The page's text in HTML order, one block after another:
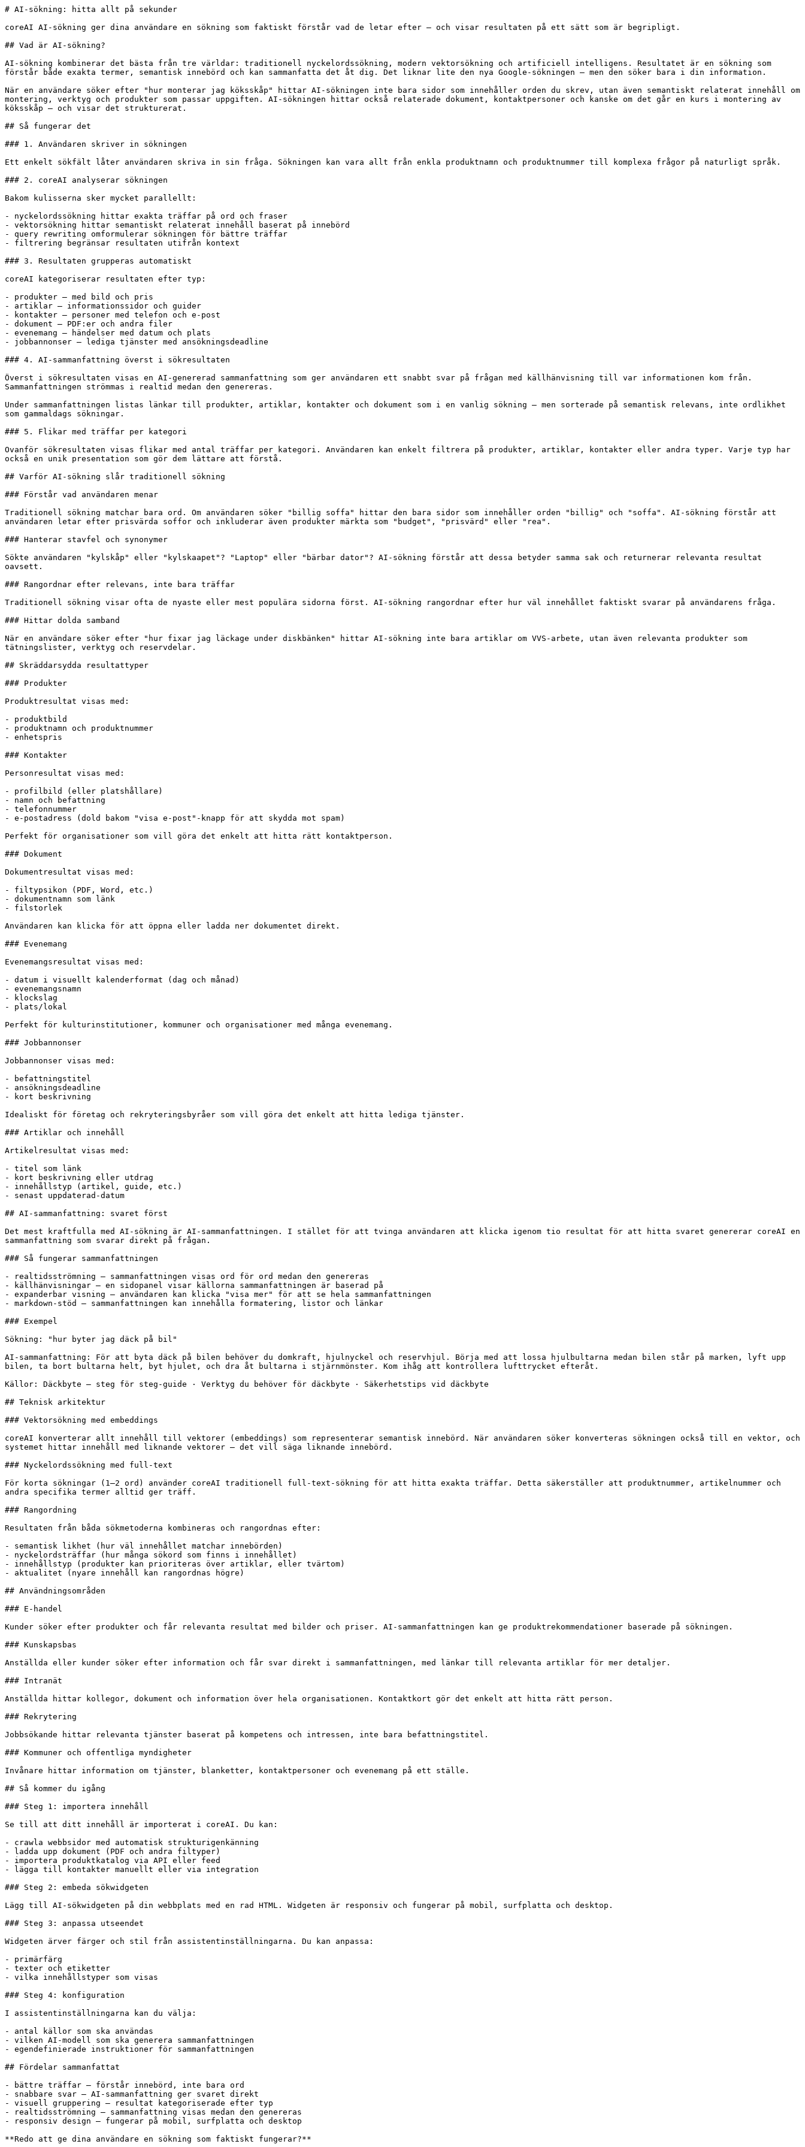
# AI-sökning: hitta allt på sekunder
coreAI AI-sökning ger dina användare en sökning som faktiskt förstår vad de letar efter – och visar resultaten på ett sätt som är begripligt.
## Vad är AI-sökning?
AI-sökning kombinerar det bästa från tre världar: traditionell nyckelordssökning, modern vektorsökning och artificiell intelligens. Resultatet är en sökning som
förstår både exakta termer, semantisk innebörd och kan sammanfatta det åt dig. Det liknar lite den nya Google-sökningen – men den söker bara i din information.
När en användare söker efter "hur monterar jag köksskåp" hittar AI-sökningen inte bara sidor som innehåller orden du skrev, utan även semantiskt relaterat innehåll om
montering, verktyg och produkter som passar uppgiften. AI-sökningen hittar också relaterade dokument, kontaktpersoner och kanske om det går en kurs i montering av
köksskåp – och visar det strukturerat.
## Så fungerar det
### 1. Användaren skriver in sökningen
Ett enkelt sökfält låter användaren skriva in sin fråga. Sökningen kan vara allt från enkla produktnamn och produktnummer till komplexa frågor på naturligt språk.
### 2. coreAI analyserar sökningen
Bakom kulisserna sker mycket parallellt:
- nyckelordssökning hittar exakta träffar på ord och fraser
- vektorsökning hittar semantiskt relaterat innehåll baserat på innebörd
- query rewriting omformulerar sökningen för bättre träffar
- filtrering begränsar resultaten utifrån kontext
### 3. Resultaten grupperas automatiskt
coreAI kategoriserar resultaten efter typ:
- produkter – med bild och pris
- artiklar – informationssidor och guider
- kontakter – personer med telefon och e-post
- dokument – PDF:er och andra filer
- evenemang – händelser med datum och plats
- jobbannonser – lediga tjänster med ansökningsdeadline
### 4. AI-sammanfattning överst i sökresultaten
Överst i sökresultaten visas en AI-genererad sammanfattning som ger användaren ett snabbt svar på frågan med källhänvisning till var informationen kom från.
Sammanfattningen strömmas i realtid medan den genereras.
Under sammanfattningen listas länkar till produkter, artiklar, kontakter och dokument som i en vanlig sökning – men sorterade på semantisk relevans, inte ordlikhet
som gammaldags sökningar.
### 5. Flikar med träffar per kategori
Ovanför sökresultaten visas flikar med antal träffar per kategori. Användaren kan enkelt filtrera på produkter, artiklar, kontakter eller andra typer. Varje typ har
också en unik presentation som gör dem lättare att förstå.
## Varför AI-sökning slår traditionell sökning
### Förstår vad användaren menar
Traditionell sökning matchar bara ord. Om användaren söker "billig soffa" hittar den bara sidor som innehåller orden "billig" och "soffa". AI-sökning förstår att
användaren letar efter prisvärda soffor och inkluderar även produkter märkta som "budget", "prisvärd" eller "rea".
### Hanterar stavfel och synonymer
Sökte användaren "kylskåp" eller "kylskaapet"? "Laptop" eller "bärbar dator"? AI-sökning förstår att dessa betyder samma sak och returnerar relevanta resultat
oavsett.
### Rangordnar efter relevans, inte bara träffar
Traditionell sökning visar ofta de nyaste eller mest populära sidorna först. AI-sökning rangordnar efter hur väl innehållet faktiskt svarar på användarens fråga.
### Hittar dolda samband
När en användare söker efter "hur fixar jag läckage under diskbänken" hittar AI-sökning inte bara artiklar om VVS-arbete, utan även relevanta produkter som
tätningslister, verktyg och reservdelar.
## Skräddarsydda resultattyper
### Produkter
Produktresultat visas med:
- produktbild
- produktnamn och produktnummer
- enhetspris
### Kontakter
Personresultat visas med:
- profilbild (eller platshållare)
- namn och befattning
- telefonnummer
- e-postadress (dold bakom "visa e-post"-knapp för att skydda mot spam)
Perfekt för organisationer som vill göra det enkelt att hitta rätt kontaktperson.
### Dokument
Dokumentresultat visas med:
- filtypsikon (PDF, Word, etc.)
- dokumentnamn som länk
- filstorlek
Användaren kan klicka för att öppna eller ladda ner dokumentet direkt.
### Evenemang
Evenemangsresultat visas med:
- datum i visuellt kalenderformat (dag och månad)
- evenemangsnamn
- klockslag
- plats/lokal
Perfekt för kulturinstitutioner, kommuner och organisationer med många evenemang.
### Jobbannonser
Jobbannonser visas med:
- befattningstitel
- ansökningsdeadline
- kort beskrivning
Idealiskt för företag och rekryteringsbyråer som vill göra det enkelt att hitta lediga tjänster.
### Artiklar och innehåll
Artikelresultat visas med:
- titel som länk
- kort beskrivning eller utdrag
- innehållstyp (artikel, guide, etc.)
- senast uppdaterad-datum
## AI-sammanfattning: svaret först
Det mest kraftfulla med AI-sökning är AI-sammanfattningen. I stället för att tvinga användaren att klicka igenom tio resultat för att hitta svaret genererar coreAI en
sammanfattning som svarar direkt på frågan.
### Så fungerar sammanfattningen
- realtidsströmning – sammanfattningen visas ord för ord medan den genereras
- källhänvisningar – en sidopanel visar källorna sammanfattningen är baserad på
- expanderbar visning – användaren kan klicka "visa mer" för att se hela sammanfattningen
- markdown-stöd – sammanfattningen kan innehålla formatering, listor och länkar
### Exempel
Sökning: "hur byter jag däck på bil"
AI-sammanfattning: För att byta däck på bilen behöver du domkraft, hjulnyckel och reservhjul. Börja med att lossa hjulbultarna medan bilen står på marken, lyft upp
bilen, ta bort bultarna helt, byt hjulet, och dra åt bultarna i stjärnmönster. Kom ihåg att kontrollera lufttrycket efteråt.
Källor: Däckbyte – steg för steg-guide · Verktyg du behöver för däckbyte · Säkerhetstips vid däckbyte
## Teknisk arkitektur
### Vektorsökning med embeddings
coreAI konverterar allt innehåll till vektorer (embeddings) som representerar semantisk innebörd. När användaren söker konverteras sökningen också till en vektor, och
systemet hittar innehåll med liknande vektorer – det vill säga liknande innebörd.
### Nyckelordssökning med full-text
För korta sökningar (1–2 ord) använder coreAI traditionell full-text-sökning för att hitta exakta träffar. Detta säkerställer att produktnummer, artikelnummer och
andra specifika termer alltid ger träff.
### Rangordning
Resultaten från båda sökmetoderna kombineras och rangordnas efter:
- semantisk likhet (hur väl innehållet matchar innebörden)
- nyckelordsträffar (hur många sökord som finns i innehållet)
- innehållstyp (produkter kan prioriteras över artiklar, eller tvärtom)
- aktualitet (nyare innehåll kan rangordnas högre)
## Användningsområden
### E-handel
Kunder söker efter produkter och får relevanta resultat med bilder och priser. AI-sammanfattningen kan ge produktrekommendationer baserade på sökningen.
### Kunskapsbas
Anställda eller kunder söker efter information och får svar direkt i sammanfattningen, med länkar till relevanta artiklar för mer detaljer.
### Intranät
Anställda hittar kollegor, dokument och information över hela organisationen. Kontaktkort gör det enkelt att hitta rätt person.
### Rekrytering
Jobbsökande hittar relevanta tjänster baserat på kompetens och intressen, inte bara befattningstitel.
### Kommuner och offentliga myndigheter
Invånare hittar information om tjänster, blanketter, kontaktpersoner och evenemang på ett ställe.
## Så kommer du igång
### Steg 1: importera innehåll
Se till att ditt innehåll är importerat i coreAI. Du kan:
- crawla webbsidor med automatisk strukturigenkänning
- ladda upp dokument (PDF och andra filtyper)
- importera produktkatalog via API eller feed
- lägga till kontakter manuellt eller via integration
### Steg 2: embeda sökwidgeten
Lägg till AI-sökwidgeten på din webbplats med en rad HTML. Widgeten är responsiv och fungerar på mobil, surfplatta och desktop.
### Steg 3: anpassa utseendet
Widgeten ärver färger och stil från assistentinställningarna. Du kan anpassa:
- primärfärg
- texter och etiketter
- vilka innehållstyper som visas
### Steg 4: konfiguration
I assistentinställningarna kan du välja:
- antal källor som ska användas
- vilken AI-modell som ska generera sammanfattningen
- egendefinierade instruktioner för sammanfattningen
## Fördelar sammanfattat
- bättre träffar – förstår innebörd, inte bara ord
- snabbare svar – AI-sammanfattning ger svaret direkt
- visuell gruppering – resultat kategoriserade efter typ
- realtidsströmning – sammanfattning visas medan den genereras
- responsiv design – fungerar på mobil, surfplatta och desktop
**Redo att ge dina användare en sökning som faktiskt fungerar?**